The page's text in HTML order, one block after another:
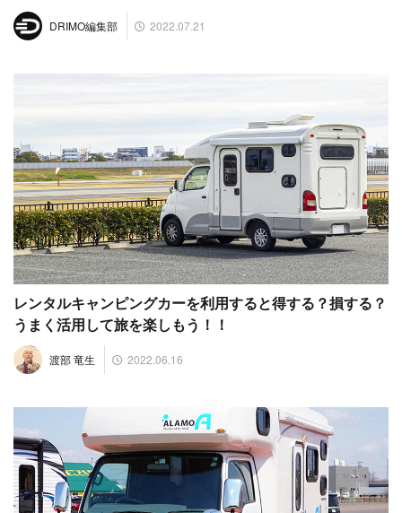
DRIMO編集部 2022.07.21
レンタルキャンピングカーを利用すると得する？損する？
うまく活用して旅を楽しもう！！
渡部 竜生 2022.06.16